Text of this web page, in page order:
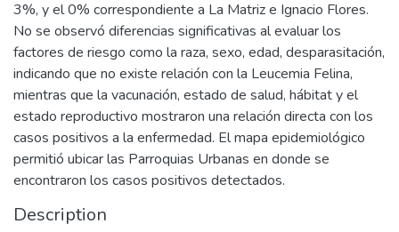
3%, y el 0% correspondiente a La Matriz e Ignacio Flores.
No se observó diferencias significativas al evaluar los
factores de riesgo como la raza, sexo, edad, desparasitación,
indicando que no existe relación con la Leucemia Felina,
mientras que la vacunación, estado de salud, hábitat y el
estado reproductivo mostraron una relación directa con los
casos positivos a la enfermedad. El mapa epidemiológico
permitió ubicar las Parroquias Urbanas en donde se
encontraron los casos positivos detectados.
Description